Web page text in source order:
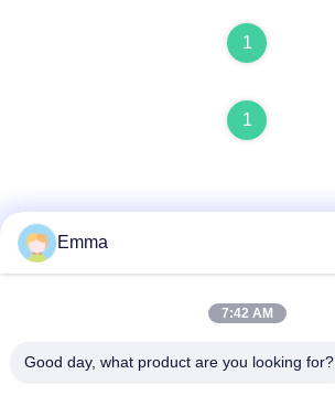
1
1
पता
Emma
7:42 AM
Good day, what product are you looking for?